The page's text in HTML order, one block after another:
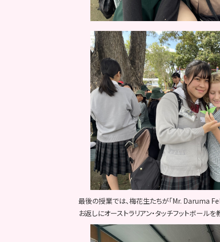
最後の授業では、梅花生たちが「Mr. Daruma
お返しにオーストラリアン・タッチフットボールを